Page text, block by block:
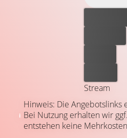
Stream
Hinweis: Die Angebotslinks
Bei Nutzung erhalten wir
entstehen keine